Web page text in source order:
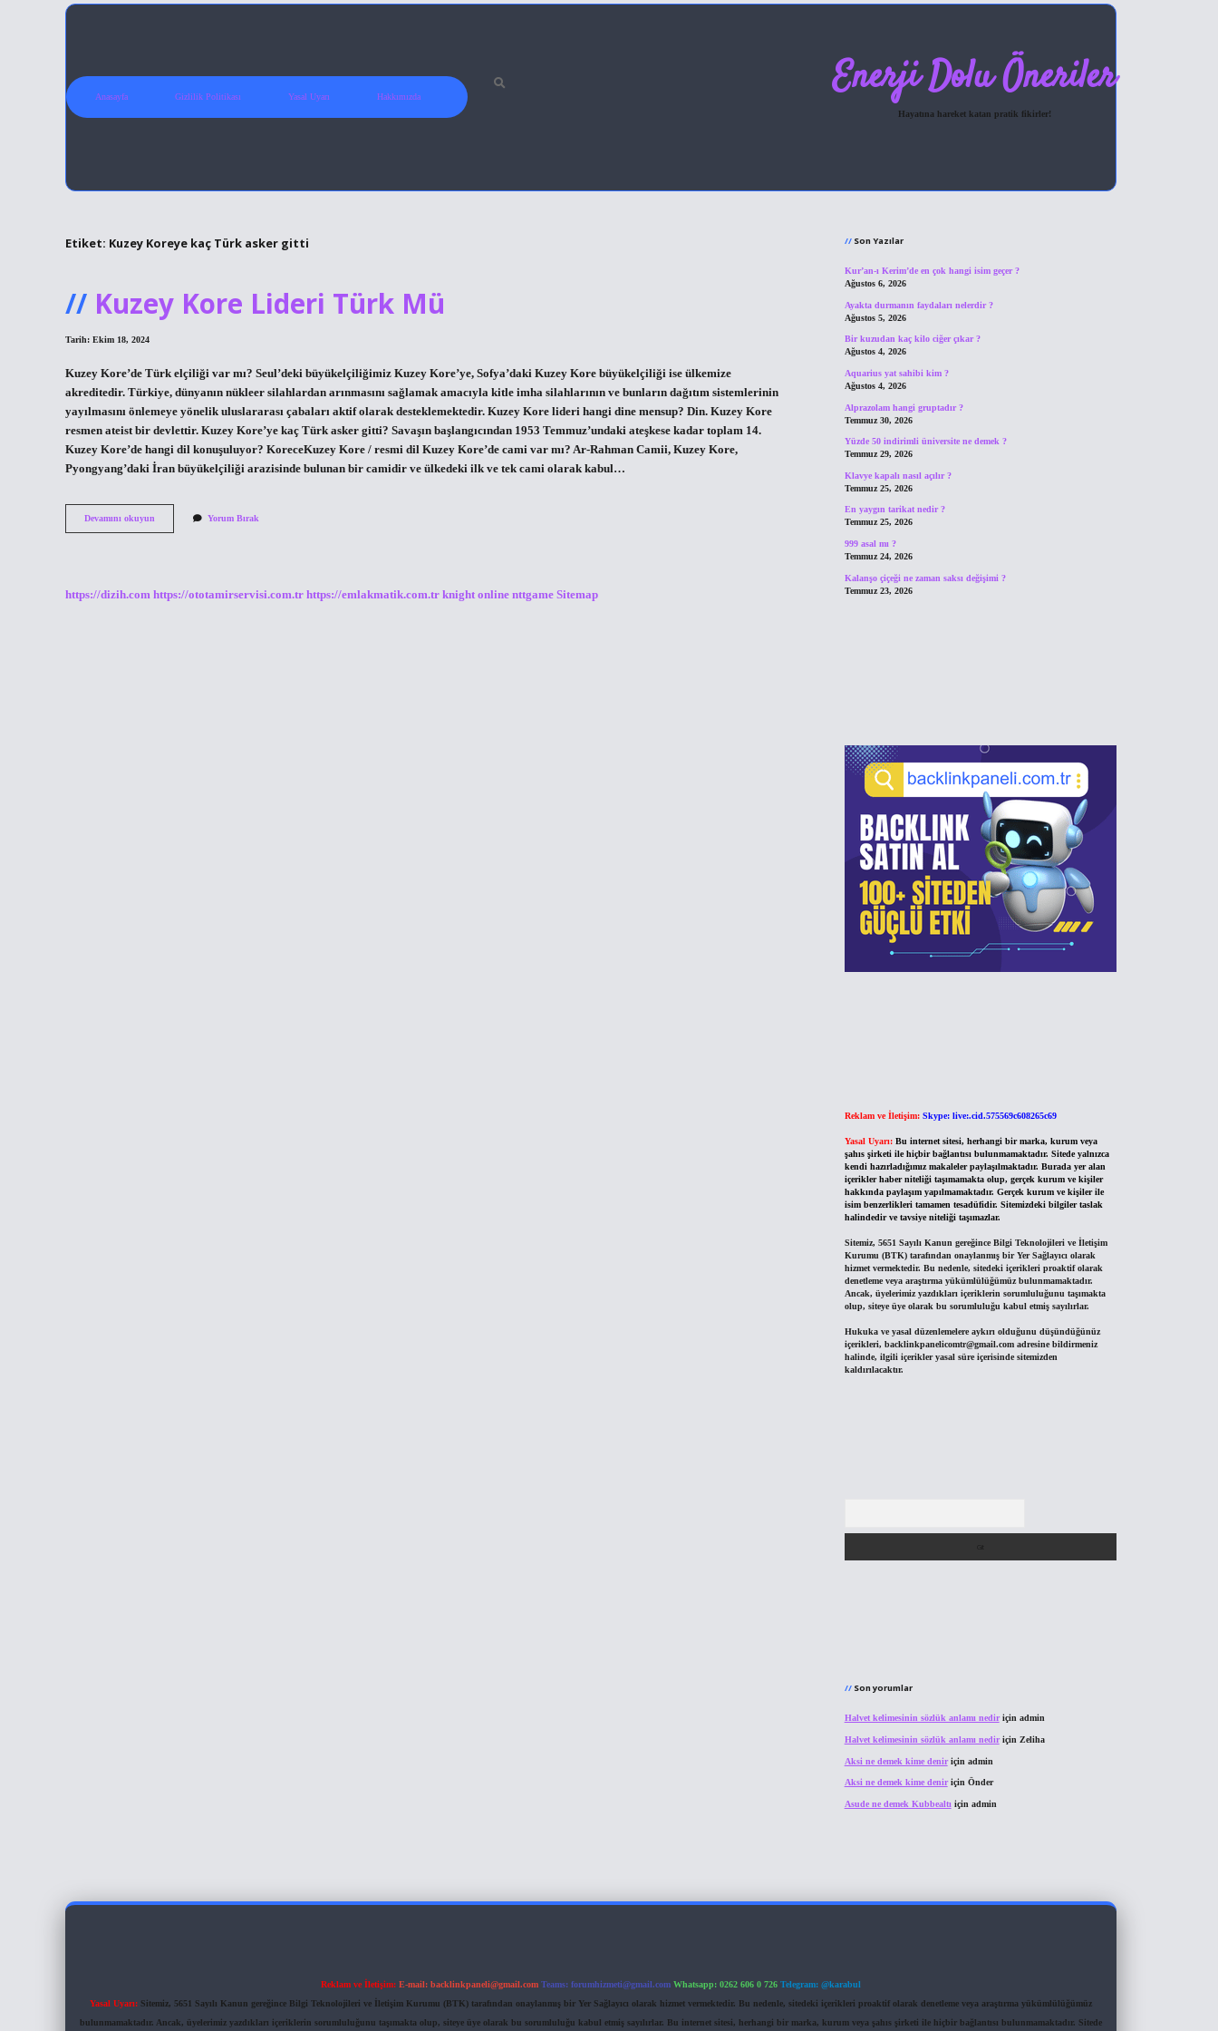
Anasayfa Gizlilik Politikası Yasal Uyarı Hakkımızda Enerji Dolu Öneriler
Hayatına hareket katan pratik fikirler!
Etiket: Kuzey Koreye kaç Türk asker gitti
Kuzey Kore Lideri Türk Mü
Tarih: Ekim 18, 2024
Kuzey Kore’de Türk elçiliği var mı? Seul’deki büyükelçiliğimiz Kuzey Kore’ye, Sofya’daki Kuzey Kore büyükelçiliği ise ülkemize
akreditedir. Türkiye, dünyanın nükleer silahlardan arınmasını sağlamak amacıyla kitle imha silahlarının ve bunların dağıtım sistemlerinin
yayılmasını önlemeye yönelik uluslararası çabaları aktif olarak desteklemektedir. Kuzey Kore lideri hangi dine mensup? Din. Kuzey Kore
resmen ateist bir devlettir. Kuzey Kore’ye kaç Türk asker gitti? Savaşın başlangıcından 1953 Temmuz’undaki ateşkese kadar toplam 14.
Kuzey Kore’de hangi dil konuşuluyor? KoreceKuzey Kore / resmi dil Kuzey Kore’de cami var mı? Ar-Rahman Camii, Kuzey Kore,
Pyongyang’daki İran büyükelçiliği arazisinde bulunan bir camidir ve ülkedeki ilk ve tek cami olarak kabul…
Devamını okuyun
Kore
Yorum Bırak
https://dizih.com https://ototamirservisi.com.tr https://emlakmatik.com.tr knight online nttgame Sitemap
Son Yazılar
Kur’an-ı Kerim’de en çok hangi isim geçer ?
Ağustos 6, 2026
Ayakta durmanın faydaları nelerdir ?
Ağustos 5, 2026
Bir kuzudan kaç kilo ciğer çıkar ?
Ağustos 4, 2026
Aquarius yat sahibi kim ?
Ağustos 4, 2026
Alprazolam hangi gruptadır ?
Temmuz 30, 2026
Yüzde 50 indirimli üniversite ne demek ?
Temmuz 29, 2026
Klavye kapalı nasıl açılır ?
Temmuz 25, 2026
En yaygın tarikat nedir ?
Temmuz 25, 2026
999 asal mı ?
Temmuz 24, 2026
Kalanşo çiçeği ne zaman saksı değişimi ?
Temmuz 23, 2026
Reklam ve İletişim: Skype: live:.cid.575569c608265c69
Yasal Uyarı: Bu internet sitesi, herhangi bir marka, kurum veya
şahıs şirketi ile hiçbir bağlantısı bulunmamaktadır. Sitede yalnızca
kendi hazırladığımız makaleler paylaşılmaktadır. Burada yer alan
içerikler haber niteliği taşımamakta olup, gerçek kurum ve kişiler
hakkında paylaşım yapılmamaktadır. Gerçek kurum ve kişiler ile
isim benzerlikleri tamamen tesadüfidir. Sitemizdeki bilgiler taslak
halindedir ve tavsiye niteliği taşımazlar.
Sitemiz, 5651 Sayılı Kanun gereğince Bilgi Teknolojileri ve İletişim
Kurumu (BTK) tarafından onaylanmış bir Yer Sağlayıcı olarak
hizmet vermektedir. Bu nedenle, sitedeki içerikleri proaktif olarak
denetleme veya araştırma yükümlülüğümüz bulunmamaktadır.
Ancak, üyelerimiz yazdıkları içeriklerin sorumluluğunu taşımakta
olup, siteye üye olarak bu sorumluluğu kabul etmiş sayılırlar.
Hukuka ve yasal düzenlemelere aykırı olduğunu düşündüğünüz
içerikleri, backlinkpanelicomtr@gmail.comadresine bildirmeniz
halinde, ilgili içerikler yasal süre içerisinde sitemizden
kaldırılacaktır.
Son yorumlar
Halvet kelimesinin sözlük anlamı nediriçin admin
Halvet kelimesinin sözlük anlamı nediriçin Zeliha
Aksi ne demek kime deniriçin admin
Aksi ne demek kime deniriçin Önder
Asude ne demek Kubbealtı için admin
Reklam ve İletişim: E-mail: backlinkpaneli@gmail.com Teams: forumhizmeti@gmail.com Whatsapp: 0262 606 0 726 Telegram: @karabul
Yasal Uyarı: Sitemiz, 5651 Sayılı Kanun gereğince Bilgi Teknolojileri ve İletişim Kurumu (BTK) tarafından onaylanmış bir Yer Sağlayıcı olarak hizmet vermektedir. Bu nedenle, sitedeki içerikleri proaktif olarak denetleme veya araştırma yükümlülüğümüz
bulunmamaktadır. Ancak, üyelerimiz yazdıkları içeriklerin sorumluluğunu taşımakta olup, siteye üye olarak bu sorumluluğu kabul etmiş sayılırlar. Bu internet sitesi, herhangi bir marka, kurum veya şahıs şirketi ile hiçbir bağlantısı bulunmamaktadır. Sitede